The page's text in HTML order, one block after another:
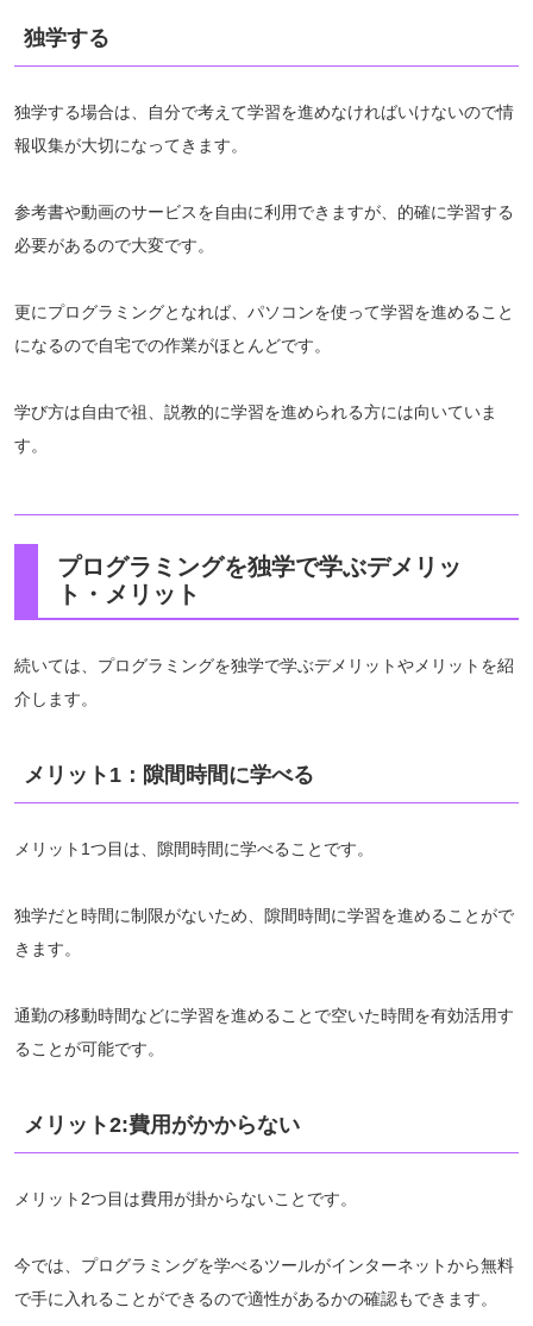
独学する
独学する場合は、自分で考えて学習を進めなければいけないので情
報収集が大切になってきます。
参考書や動画のサービスを自由に利用できますが、的確に学習する
必要があるので大変です。
更にプログラミングとなれば、パソコンを使って学習を進めること
になるので自宅での作業がほとんどです。
学び方は自由で祖、説教的に学習を進められる方には向いていま
す。
プログラミングを独学で学ぶデメリッ
ト・メリット
続いては、プログラミングを独学で学ぶデメリットやメリットを紹
介します。
メリット1：隙間時間に学べる
メリット1つ目は、隙間時間に学べることです。
独学だと時間に制限がないため、隙間時間に学習を進めることがで
きます。
通勤の移動時間などに学習を進めることで空いた時間を有効活用す
ることが可能です。
メリット2:費用がかからない
メリット2つ目は費用が掛からないことです。
今では、プログラミングを学べるツールがインターネットから無料
で手に入れることができるので適性があるかの確認もできます。